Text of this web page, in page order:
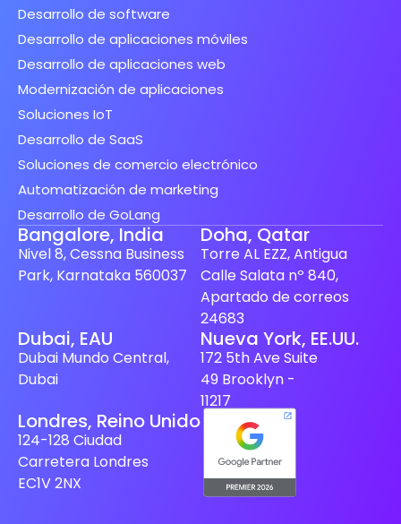
Desarrollo de software
Desarrollo de aplicaciones móviles
Desarrollo de aplicaciones web
Modernización de aplicaciones
Soluciones IoT
Desarrollo de SaaS
Soluciones de comercio electrónico
Automatización de marketing
Desarrollo de GoLang
Bangalore, India
Nivel 8, Cessna Business
Park, Karnataka 560037
Doha, Qatar
Torre AL EZZ, Antigua
Calle Salata nº 840,
Apartado de correos
24683
Dubai, EAU
Dubai Mundo Central,
Dubai
Nueva York, EE.UU.
172 5th Ave Suite
49 Brooklyn -
11217
Londres, Reino Unido
124-128 Ciudad
Carretera Londres
EC1V 2NXFrench
Japanese
Swedish
Finnish